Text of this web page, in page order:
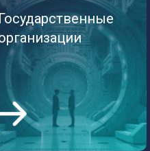
Государственные